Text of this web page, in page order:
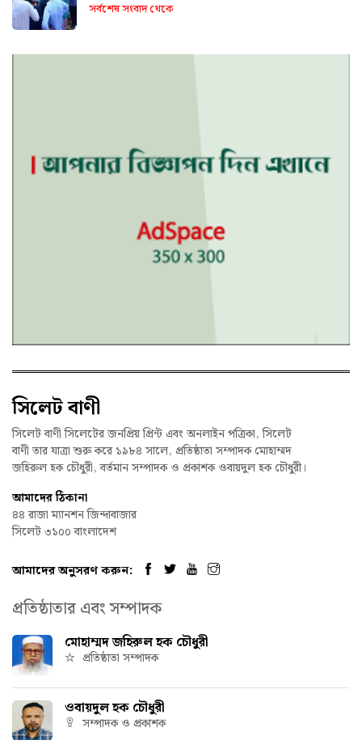
সর্বশেষ সংবাদ থেকে
সিলেট বাণী
সিলেট বাণী সিলেটের জনপ্রিয় প্রিন্ট এবং অনলাইন পত্রিকা, সিলেট
বাণী তার যাত্রা শুরু করে ১৯৮৪ সালে, প্রতিষ্ঠাতা সম্পাদক মোহাম্মদ
জহিরুল হক চৌধুরী, বর্তমান সম্পাদক ও প্রকাশক ওবায়দুল হক চৌধুরী।
আমাদের ঠিকানা
৪৪ রাজা ম্যানশন জিন্দাবাজার
সিলেট ৩১০০ বাংলাদেশ
আমাদের অনুসরণ করুন:
প্রতিষ্ঠাতার এবং সম্পাদক
মোহাম্মদ জহিরুল হক চৌধুরী
প্রতিষ্ঠাতা সম্পাদক
ওবায়দুল হক চৌধুরী
সম্পাদক ও প্রকাশক